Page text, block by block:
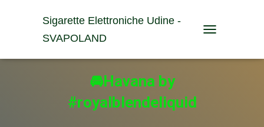
Sigarette Elettroniche Udine -
SVAPOLAND
G
🚘Havana by
#royalblendeliquid